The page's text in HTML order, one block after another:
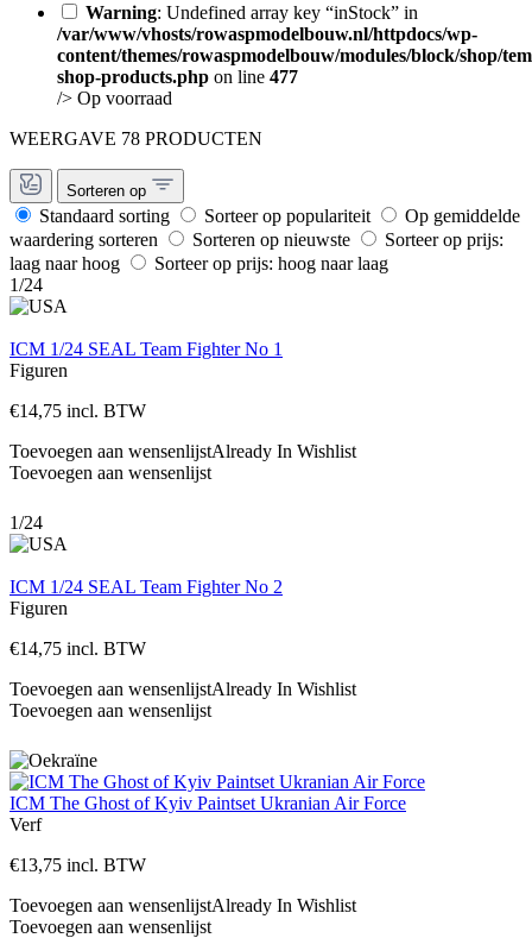
Warning: Undefined array key “inStock” in
/var/www/vhosts/rowaspmodelbouw.nl/httpdocs/wp-
content/themes/rowaspmodelbouw/modules/block/shop/
shop-products.php on line 477
/> Op voorraad
WEERGAVE 78 PRODUCTEN
Sorteren op
Standaard sorting Sorteer op populariteit
Op gemiddelde
waardering sorteren
Sorteren op nieuwste
Sorteer op prijs:
laag naar hoog
Sorteer op prijs: hoog naar laag
1/24
ICM 1/24 SEAL Team Fighter No 1
Figuren
€14,75 incl. BTW
Toevoegen aan wensenlijstAlready In Wishlist
Toevoegen aan wensenlijst
1/24
ICM 1/24 SEAL Team Fighter No 2
Figuren
€14,75 incl. BTW
Toevoegen aan wensenlijstAlready In Wishlist
Toevoegen aan wensenlijst
ICM The Ghost of Kyiv Paintset Ukranian Air Force
Verf
€13,75 incl. BTW
Toevoegen aan wensenlijstAlready In Wishlist
Toevoegen aan wensenlijst